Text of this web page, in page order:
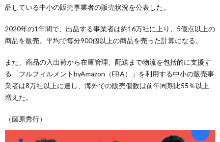
品している中小の販売事業者の販売状況を公表した。
2020年の1年間で、出品する事業者は約16万社に上り、5億点以上の
商品を販売。平均で毎分900個以上の商品を売った計算になる。
また、商品の入出荷から在庫管理、配送まで物流を包括的に支援す
る「フルフィルメントbyAmazon（FBA）」を利用する中小の販売事
業者は8万社以上に達し、海外での販売個数は前年同期比55％以上
増えた。
（藤原秀行）